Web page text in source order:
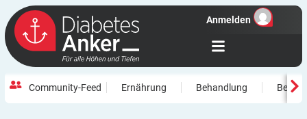
Anmelden
Community-Feed Ernährung Behandlung